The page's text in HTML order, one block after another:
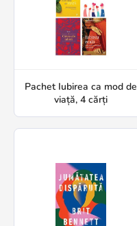
Pachet Iubirea ca mod de
viață, 4 cărți